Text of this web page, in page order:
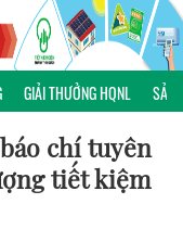
GIẢI THƯỞNG HQNL SẢN
chí tuyên
tiết kiệm